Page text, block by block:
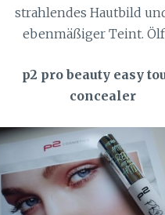
strahlendes Hautbild
ebenmäßiger Teint.
p2 pro beauty easy
concealer